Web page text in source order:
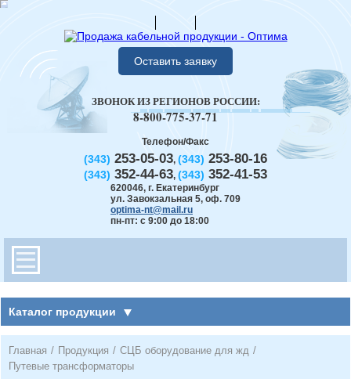
Оставить заявку
Телефон/Факс
(343) 253-05-03, (343) 253-80-16
(343) 352-44-63, (343) 352-41-53
620046, г. Екатеринбург
ул. Завокзальная 5, оф. 709
optima-nt@mail.ru
пн-пт: с 9:00 до 18:00
ЗВОНОК ИЗ РЕГИОНОВ РОССИИ:
8-800-775-37-71
Каталог продукции
Главная / Продукция / СЦБ оборудование для жд /
Путевые трансформаторы